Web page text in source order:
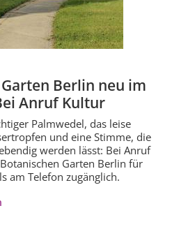
Berlin neu im
Anruf Kultur
Palmwedel, das leise
und eine Stimme, die
werden lässt: Bei Anruf
Garten Berlin für
am Telefon zugänglich.